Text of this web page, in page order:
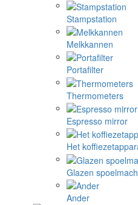
Stampstation
Melkkannen
Portafilter
Thermometers
Espresso mirror
Het
Glazen
Ander